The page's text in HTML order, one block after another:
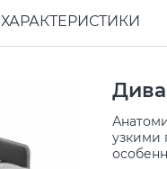
ХАРАКТЕРИСТИКИ
узкими